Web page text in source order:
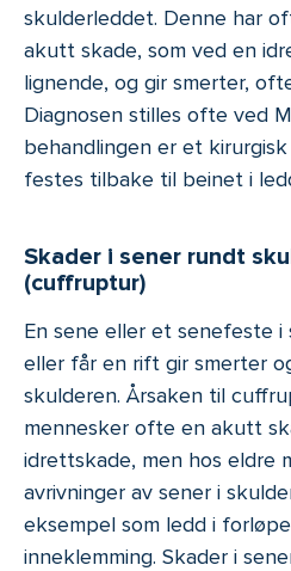
skulderleddet. Denne har
akutt skade, som ved en
lignende, og gir smerter,
Diagnosen stilles ofte ved
behandlingen er et
festes tilbake til beinet i
Skader i sener rundt
(cuffruptur)
En sene eller et senefeste
eller får en rift gir smerter
skulderen. Årsaken til
mennesker ofte en akutt
idrettskade, men hos eldre
avrivninger av sener i
eksempel som ledd i
inneklemming. Skader i